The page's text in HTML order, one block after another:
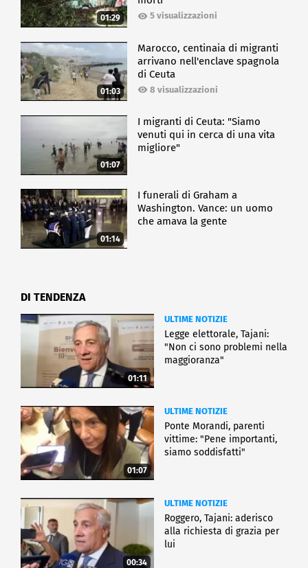
01:29 5 visualizzazioni
01:03
Marocco, centinaia di migranti
arrivano nell'enclave spagnola
di Ceuta
8 visualizzazioni
01:07
I migranti di Ceuta: "Siamo
venuti qui in cerca di una vita
migliore"
01:14
I funerali di Graham a
Washington. Vance: un uomo
che amava la gente
DI TENDENZA
01:11
ULTIME NOTIZIE
Legge elettorale, Tajani:
"Non ci sono problemi nella
maggioranza"
01:07
ULTIME NOTIZIE
Ponte Morandi, parenti
vittime: "Pene importanti,
siamo soddisfatti"
00:34
ULTIME NOTIZIE
Roggero, Tajani: aderisco
alla richiesta di grazia per
lui